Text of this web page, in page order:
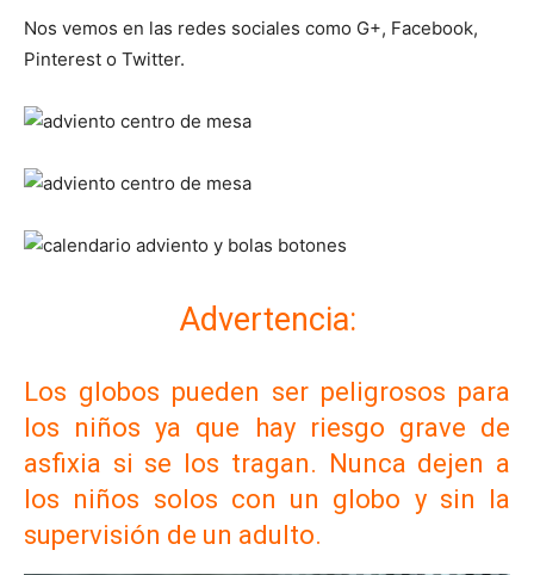
Nos vemos en las redes sociales como G+, Facebook,
Pinterest o Twitter.
Advertencia:
Los globos pueden ser peligrosos para
los niños ya que hay riesgo grave de
asfixia si se los tragan. Nunca dejen a
los niños solos con un globo y sin la
supervisión de un adulto.